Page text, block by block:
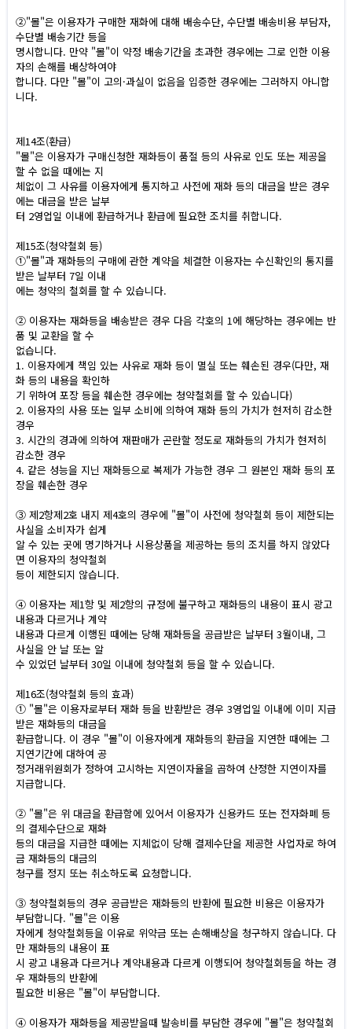
②"몰"은 이용자가 구매한 재화에 대해 배송수단, 수단별 배송비용 부담자,
수단별 배송기간 등을
명시합니다. 만약 "몰"이 약정 배송기간을 초과한 경우에는 그로 인한 이용
자의 손해를 배상하여야
합니다. 다만 "몰"이 고의·과실이 없음을 입증한 경우에는 그러하지 아니합
니다.
제14조(환급)
"몰"은 이용자가 구매신청한 재화등이 품절 등의 사유로 인도 또는 제공을
할 수 없을 때에는 지
체없이 그 사유를 이용자에게 통지하고 사전에 재화 등의 대금을 받은 경우
에는 대금을 받은 날부
터 2영업일 이내에 환급하거나 환급에 필요한 조치를 취합니다.
제15조(청약철회 등)
①"몰"과 재화등의 구매에 관한 계약을 체결한 이용자는 수신확인의 통지를
받은 날부터 7일 이내
에는 청약의 철회를 할 수 있습니다.
② 이용자는 재화등을 배송받은 경우 다음 각호의 1에 해당하는 경우에는 반
품 및 교환을 할 수
없습니다.
1. 이용자에게 책임 있는 사유로 재화 등이 멸실 또는 훼손된 경우(다만, 재
화 등의 내용을 확인하
기 위하여 포장 등을 훼손한 경우에는 청약철회를 할 수 있습니다)
2. 이용자의 사용 또는 일부 소비에 의하여 재화 등의 가치가 현저히 감소한
경우
3. 시간의 경과에 의하여 재판매가 곤란할 정도로 재화등의 가치가 현저히
감소한 경우
4. 같은 성능을 지닌 재화등으로 복제가 가능한 경우 그 원본인 재화 등의 포
장을 훼손한 경우
③ 제2항제2호 내지 제4호의 경우에 "몰"이 사전에 청약철회 등이 제한되는
사실을 소비자가 쉽게
알 수 있는 곳에 명기하거나 시용상품을 제공하는 등의 조치를 하지 않았다
면 이용자의 청약철회
등이 제한되지 않습니다.
④ 이용자는 제1항 및 제2항의 규정에 불구하고 재화등의 내용이 표시 광고
내용과 다르거나 계약
내용과 다르게 이행된 때에는 당해 재화등을 공급받은 날부터 3월이내, 그
사실을 안 날 또는 알
수 있었던 날부터 30일 이내에 청약철회 등을 할 수 있습니다.
제16조(청약철회 등의 효과)
① "몰"은 이용자로부터 재화 등을 반환받은 경우 3영업일 이내에 이미 지급
받은 재화등의 대금을
환급합니다. 이 경우 "몰"이 이용자에게 재화등의 환급을 지연한 때에는 그
지연기간에 대하여 공
정거래위원회가 정하여 고시하는 지연이자율을 곱하여 산정한 지연이자를
지급합니다.
② "몰"은 위 대금을 환급함에 있어서 이용자가 신용카드 또는 전자화폐 등
의 결제수단으로 재화
등의 대금을 지급한 때에는 지체없이 당해 결제수단을 제공한 사업자로 하여
금 재화등의 대금의
청구를 정지 또는 취소하도록 요청합니다.
③ 청약철회등의 경우 공급받은 재화등의 반환에 필요한 비용은 이용자가
부담합니다. "몰"은 이용
자에게 청약철회등을 이유로 위약금 또는 손해배상을 청구하지 않습니다. 다
만 재화등의 내용이 표
시 광고 내용과 다르거나 계약내용과 다르게 이행되어 청약철회등을 하는 경
우 재화등의 반환에
필요한 비용은 "몰"이 부담합니다.
④ 이용자가 재화등을 제공받을때 발송비를 부담한 경우에 "몰"은 청약철회